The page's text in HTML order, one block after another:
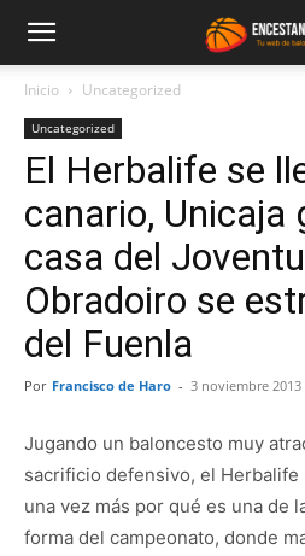
Inicio Uncategorized
Uncategorized
El Herbalife se
canario, Unicaja
casa del
Obradoiro se
del Fuenla
Por Francisco de Haro - 3 noviembre 2013
Jugando un baloncesto muy
sacrificio defensivo, el Herbalife
una vez más por qué es una de
forma del campeonato, donde